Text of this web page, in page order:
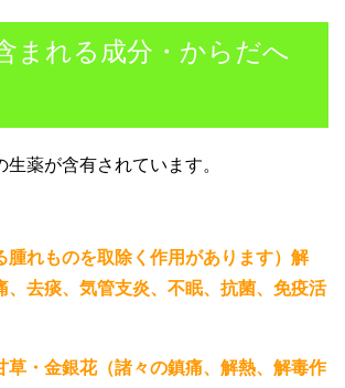
まれる成分・からだへ
薬が含有されています。
腫れものを取除く作用があります）解
、去痰、気管支炎、不眠、抗菌、免疫活
草・金銀花（諸々の鎮痛、解熱、解毒作